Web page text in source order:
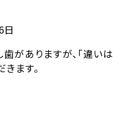
日
がありますが、「違いは
ます。